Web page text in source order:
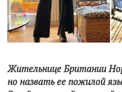
Жительнице Британии
но назвать ее пожилой